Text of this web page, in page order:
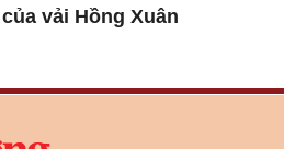
của vải Hồng Xuân